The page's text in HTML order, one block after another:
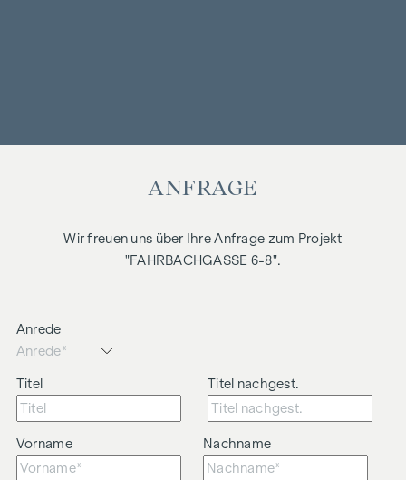
ANFRAGE
Wir freuen uns über Ihre Anfrage zum Projekt
"FAHRBACHGASSE 6-8".
Anrede
Titel Titel nachgest.
Vorname Nachname